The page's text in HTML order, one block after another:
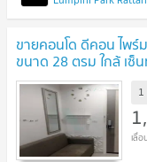
ขายคอนโด ดีคอน ไพ
ขนาด 28 ตรม ใกล้ เซ็